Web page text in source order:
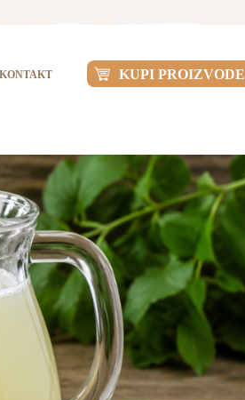
KONTAKT KUPI PROIZVODE